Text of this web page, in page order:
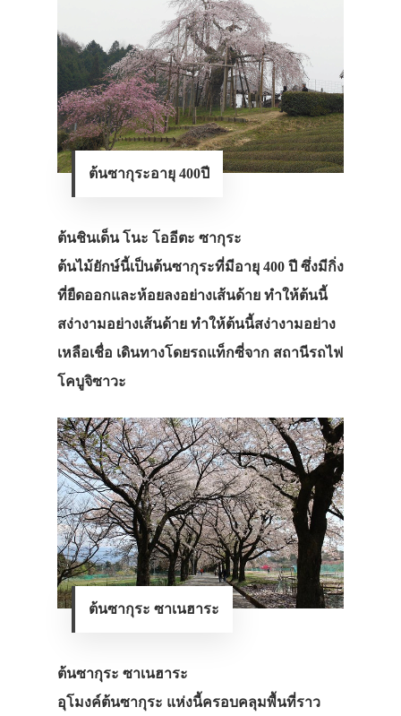
ต้นซากุระอายุ 400ปี
ต้นชินเด็น โนะ โออีตะ ซากุระ
ต้นไม้ยักษ์นี้เป็นต้นซากุระที่มีอายุ 400 ปี ซึ่งมีกิ่ง
ที่ยืดออกและห้อยลงอย่างเส้นด้าย ทำให้ต้นนี้
สง่างามอย่างเส้นด้าย ทำให้ต้นนี้สง่างามอย่าง
เหลือเชื่อ เดินทางโดยรถแท็กซี่จาก สถานีรถไฟ
โคบูจิซาวะ
ต้นซากุระ ซาเนฮาระ
ต้นซากุระ ซาเนฮาระ
อุโมงค์ต้นซากุระ แห่งนี้ครอบคลุมพื้นที่ราว